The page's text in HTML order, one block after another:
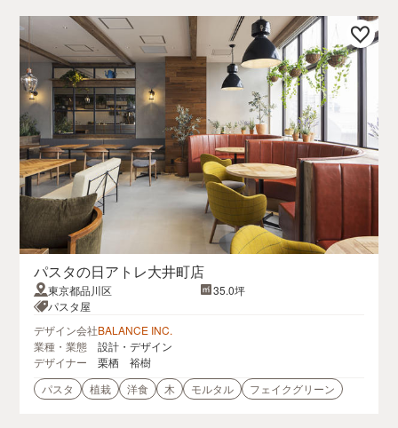
パスタの日アトレ大井町店
東京都品川区
35.0坪
パスタ屋
デザイン会社BALANCE INC.
業種・業態
設計・デザイン
デザイナー
栗栖 裕樹
パスタ
植栽 洋食 木 モルタル フェイクグリーン